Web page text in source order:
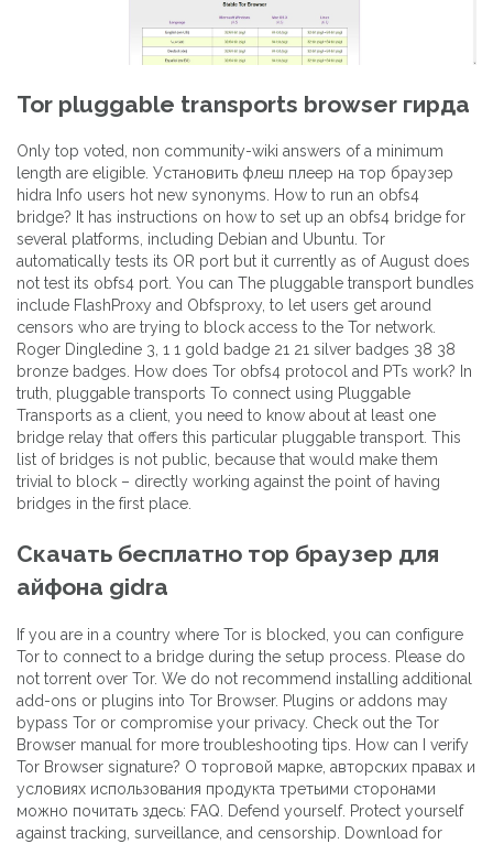
Tor pluggable transports browser гирда
Only top voted, non community-wiki answers of a minimum
length are eligible. Установить флеш плеер на тор браузер
hidra Info users hot new synonyms. How to run an obfs4
bridge? It has instructions on how to set up an obfs4 bridge for
several platforms, including Debian and Ubuntu. Tor
automatically tests its OR port but it currently as of August does
not test its obfs4 port. You can The pluggable transport bundles
include FlashProxy and Obfsproxy, to let users get around
censors who are trying to block access to the Tor network.
Roger Dingledine 3, 1 1 gold badge 21 21 silver badges 38 38
bronze badges. How does Tor obfs4 protocol and PTs work? In
truth, pluggable transports To connect using Pluggable
Transports as a client, you need to know about at least one
bridge relay that offers this particular pluggable transport. This
list of bridges is not public, because that would make them
trivial to block – directly working against the point of having
bridges in the first place.
Скачать бесплатно тор браузер для
айфона gidra
If you are in a country where Tor is blocked, you can configure
Tor to connect to a bridge during the setup process. Please do
not torrent over Tor. We do not recommend installing additional
add-ons or plugins into Tor Browser. Plugins or addons may
bypass Tor or compromise your privacy. Check out the Tor
Browser manual for more troubleshooting tips. How can I verify
Tor Browser signature? О торговой марке, авторских правах и
условиях использования продукта третьими сторонами
можно почитать здесь: FAQ. Defend yourself. Protect yourself
against tracking, surveillance, and censorship. Download for